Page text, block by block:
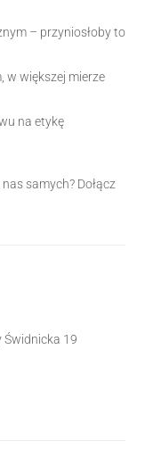
– przyniosłoby to
w większej mierze
na etykę
samych? Dołącz
Świdnicka 19